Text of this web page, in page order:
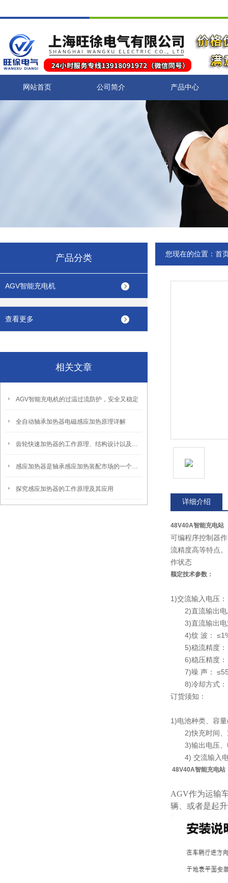
网站首页 公司简介 产品中心
产品分类
AGV智能充电机
查看更多
相关文章
AGV智能充电机的过温过流防护，安全又稳定
全自动轴承加热器电磁感应加热原理详解
齿轮快速加热器的工作原理、结构设计以及应用前景
感应加热器是轴承感应加热装配市场的一个亮点
探究感应加热器的工作原理及其应用
您现在的位置： 首
详细介绍
48V40A智能充电站
可编程序控制器
流精度高等特点
作状态
额定技术参数：
1)交流输入电压
2)直流输出电
3)直流输出电
4)纹 波：
5)稳流精度：
6)稳压精度：
7)噪 声：
8)冷却方式：
订货须知：
1)电池种类、容
2)快充时间、
3)输出电压、
4) 交流输入
48V40A智能充电站
AGV作为运输
辆、或者是起